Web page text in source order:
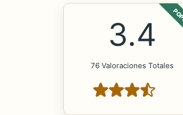
3.4
76 Valoraciones Totales